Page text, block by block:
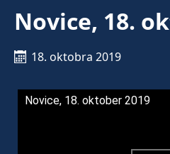
Novice, 18.
18. oktobra 2019
Novice, 18. oktober 2019